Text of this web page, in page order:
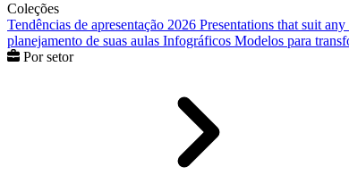
Coleções
Tendências de apresentação 2026 Presentations that suit
planejamento de suas aulas Infográficos Modelos para
Por setor